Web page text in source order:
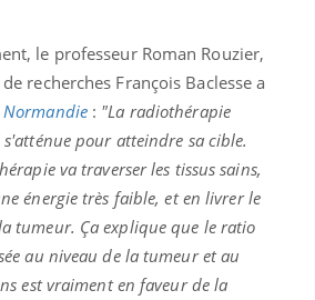
le professeur Roman Rouzier,
recherches François Baclesse a
Normandie: "La radiothérapie
pour atteindre sa cible.
va traverser les tissus sains,
énergie très faible, et en livrer le
tumeur. Ça explique que le ratio
au niveau de la tumeur et au
est vraiment en faveur de la